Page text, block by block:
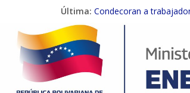
Última: Condecoran a
Gobierno Nacional
Inspeccionan trabajos
Gobierno Nacional
Termocarabobo